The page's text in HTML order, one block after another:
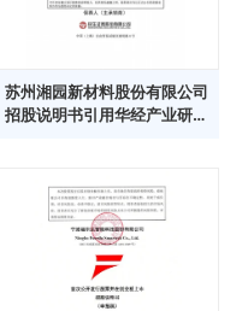
苏州湘园新材料股份有限公司
招股说明书引用华经产业研究